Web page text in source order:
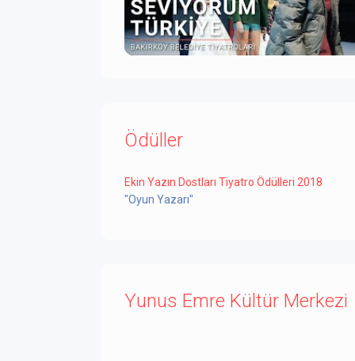
Ödüller
Ekin Yazın Dostları Tiyatro Ödülleri 2018
"Oyun Yazarı"
Yunus Emre Kültür Merkezi